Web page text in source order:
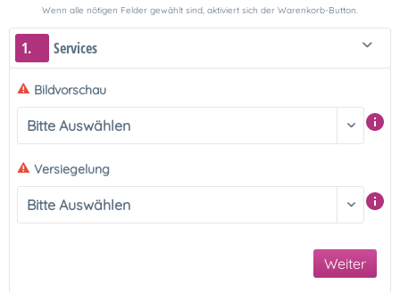
Wenn alle nötigen Felder gewählt sind, aktiviert sich der Warenkorb-Button.
1. Services
Bildvorschau
Versiegelung
Weiter